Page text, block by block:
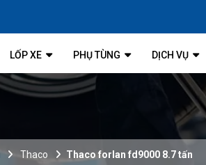
LỐP XE PHỤ TÙNG DỊCH VỤ
Thaco Thaco forlan fd9000 8.7 tấn